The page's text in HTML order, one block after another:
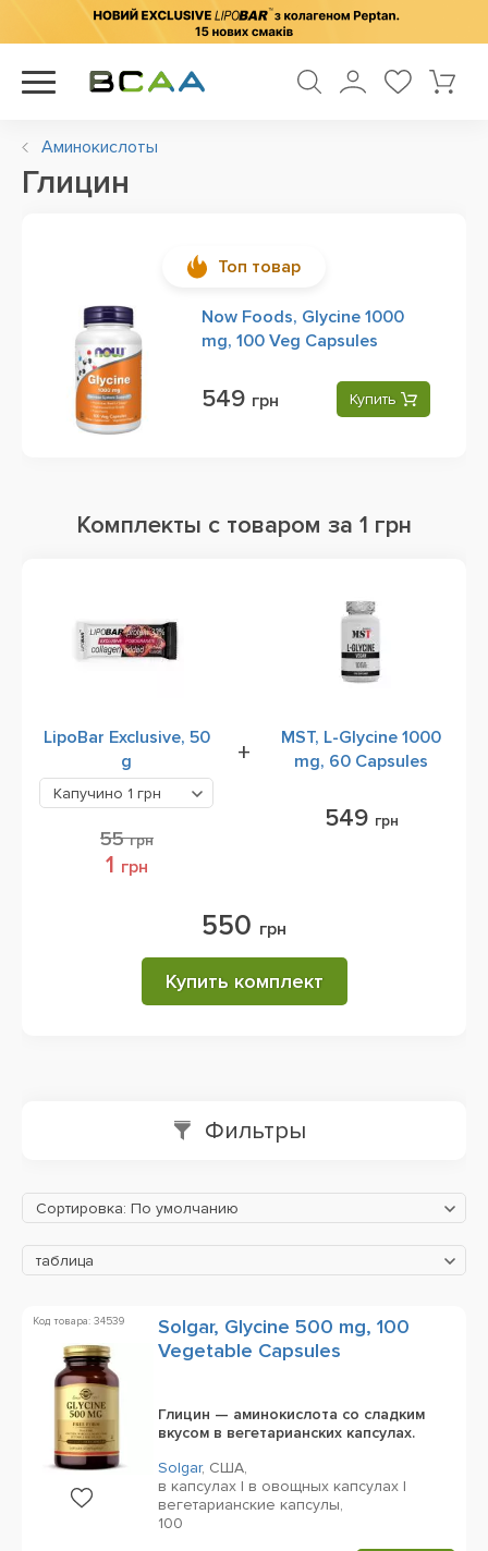
Аминокислоты
Глицин
Топ товар
Now Foods, Glycine 1000
mg, 100 Veg Capsules
549 грн Купить
Комплекты с товаром за 1 грн
LipoBar Exclusive, 50
g
Капучино 1 грн
55грн
1 грн
+
MST, L-Glycine 1000
mg, 60 Capsules
549 грн
550 грн
Купить комплект
Фильтры
Сортировка: По умолчанию
таблица
Код товара: 34539
Solgar, Glycine 500 mg, 100
Vegetable Capsules
Глицин — аминокислота со сладким
вкусом в вегетарианских капсулах.
Solgar, США,
в капсулах | в овощных капсулах |
вегетарианские капсулы,
100